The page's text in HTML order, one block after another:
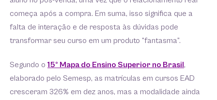
começa após a compra. Em suma, isso significa que a
falta de interação e de resposta às dúvidas pode
transformar seu curso em um produto “fantasma”.
Segundo o 15º Mapa do Ensino Superior no Brasil,
elaborado pelo Semesp, as matrículas em cursos EAD
cresceram 326% em dez anos, mas a modalidade ainda